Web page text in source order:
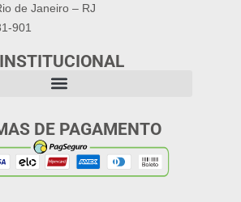
de Janeiro – RJ
901
INSTITUCIONAL
DE PAGAMENTO